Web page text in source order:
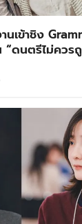
นเข้าชิง
ดนตรีไม่ควร